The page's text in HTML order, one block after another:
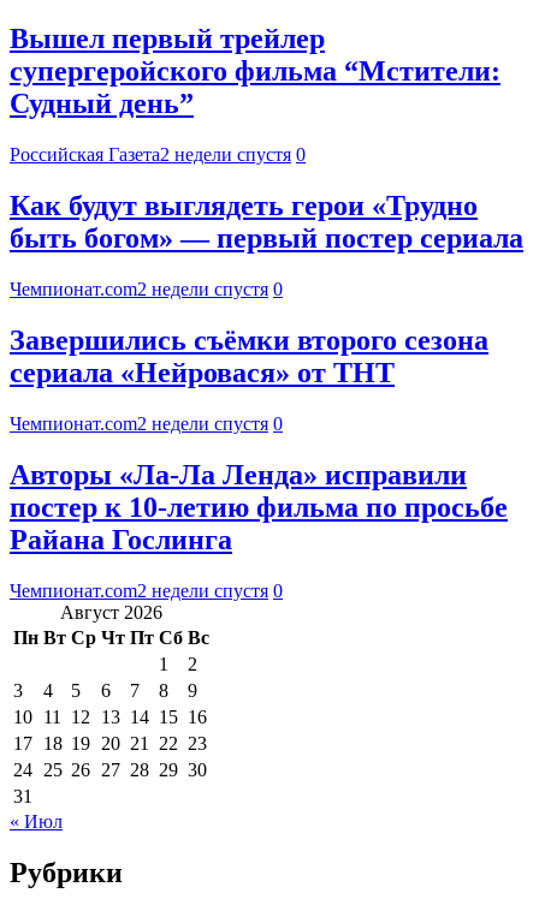
Вышел первый трейлер
супергеройского фильма “Мстители:
Судный день”
Российская Газета2 недели спустя 0
Как будут выглядеть герои «Трудно
быть богом» — первый постер сериала
Чемпионат.com2 недели спустя 0
Завершились съёмки второго сезона
сериала «Нейровася» от ТНТ
Чемпионат.com2 недели спустя 0
Авторы «Ла-Ла Ленда» исправили
постер к 10-летию фильма по просьбе
Райана Гослинга
Чемпионат.com2 недели спустя 0
Август 2026
Пн Вт Ср Чт Пт Сб Вс
1
2
3
4 5 6 7 8
9
10 11 12 13 14 15 16
17 18 19 20 21 22 23
24 25 26 27 28 29 30
31
« Июл
Рубрики